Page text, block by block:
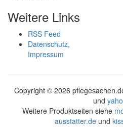
Weitere Links
RSS Feed
Datenschutz,
Impressum
Copyright © 2026
und
Weitere Produktseiten siehe
ausstatter.de und